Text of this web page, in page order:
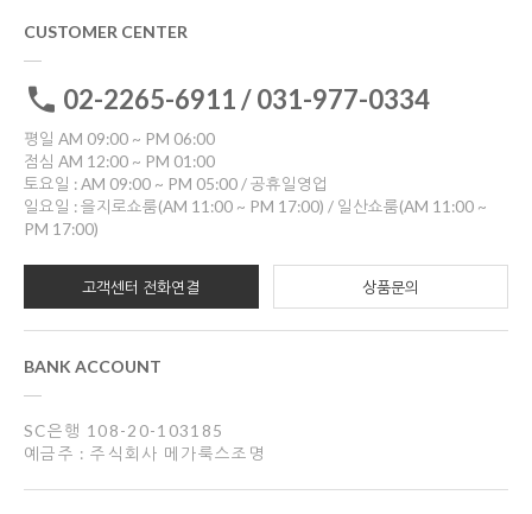
CUSTOMER CENTER
02-2265-6911 / 031-977-0334
평일 AM 09:00 ~ PM 06:00
점심 AM 12:00 ~ PM 01:00
토요일 : AM 09:00 ~ PM 05:00 / 공휴일영업
일요일 : 을지로쇼룸(AM 11:00 ~ PM 17:00) / 일산쇼룸(AM 11:00 ~
PM 17:00)
고객센터 전화연결 상품문의
BANK ACCOUNT
SC은행 108-20-103185
예금주 : 주식회사 메가룩스조명